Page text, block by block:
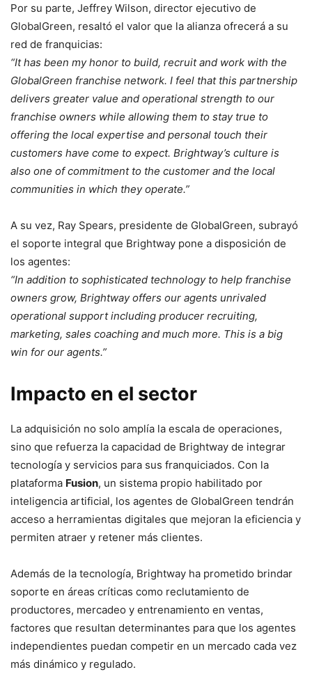
Por su parte, Jeffrey Wilson, director ejecutivo de
GlobalGreen, resaltó el valor que la alianza ofrecerá a su
red de franquicias:
“It has been my honor to build, recruit and work with the
GlobalGreen franchise network. I feel that this partnership
delivers greater value and operational strength to our
franchise owners while allowing them to stay true to
offering the local expertise and personal touch their
customers have come to expect. Brightway’s culture is
also one of commitment to the customer and the local
communities in which they operate.”
A su vez, Ray Spears, presidente de GlobalGreen, subrayó
el soporte integral que Brightway pone a disposición de
los agentes:
“In addition to sophisticated technology to help franchise
owners grow, Brightway offers our agents unrivaled
operational support including producer recruiting,
marketing, sales coaching and much more. This is a big
win for our agents.”
Impacto en el sector
La adquisición no solo amplía la escala de operaciones,
sino que refuerza la capacidad de Brightway de integrar
tecnología y servicios para sus franquiciados. Con la
plataforma Fusion, un sistema propio habilitado por
inteligencia artificial, los agentes de GlobalGreen tendrán
acceso a herramientas digitales que mejoran la eficiencia y
permiten atraer y retener más clientes.
Además de la tecnología, Brightway ha prometido brindar
soporte en áreas críticas como reclutamiento de
productores, mercadeo y entrenamiento en ventas,
factores que resultan determinantes para que los agentes
independientes puedan competir en un mercado cada vez
más dinámico y regulado.